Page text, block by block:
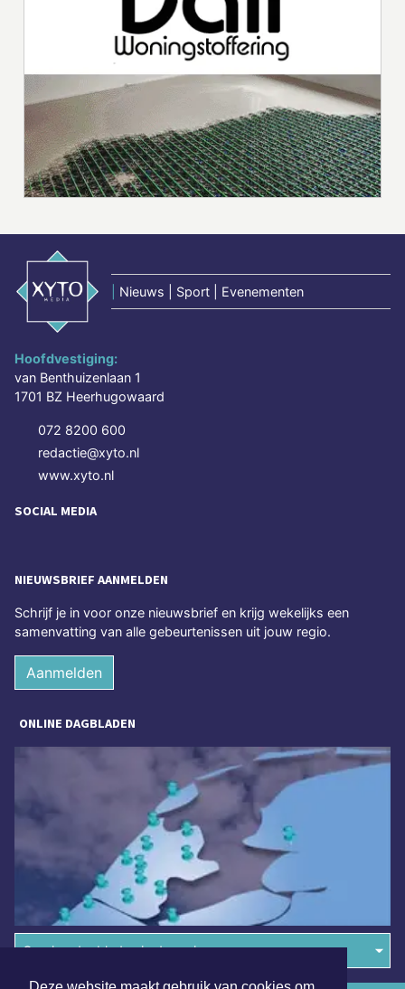
Nieuws | Sport | Evenementen
Hoofdvestiging:
van Benthuizenlaan 1
1701 BZ Heerhugowaard
072 8200 600
redactie@xyto.nl
www.xyto.nl
SOCIAL MEDIA
NIEUWSBRIEF AANMELDEN
Schrijf je in voor onze nieuwsbrief en krijg wekelijks een
samenvatting van alle gebeurtenissen uit jouw regio.
Aanmelden
ONLINE DAGBLADEN
Overige dagbladen in de regio